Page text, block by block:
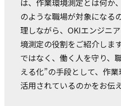
は、作業環境測定とは何か
のような職場が対象になる
理しながら、OKIエンジニ
境測定の役割をご紹介しま
ではなく、働く人を守り、
える化”の手段として、作
活用されているのかをお伝